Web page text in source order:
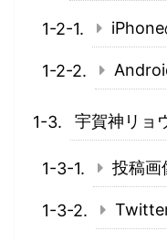
宇賀神リョ
投稿画